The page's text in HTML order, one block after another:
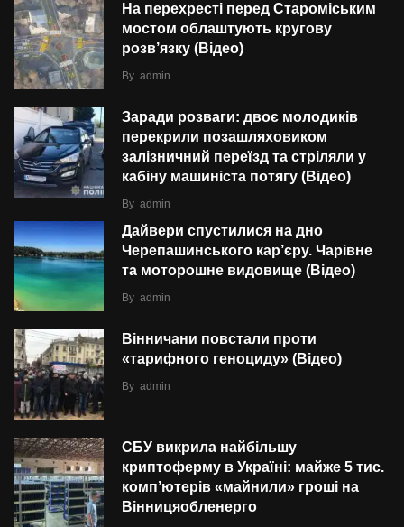
На перехресті перед Староміським
мостом облаштують кругову
розв’язку (Відео)
By admin
Заради розваги: двоє молодиків
перекрили позашляховиком
залізничний переїзд та стріляли у
кабіну машиніста потягу (Відео)
By admin
Дайвери спустилися на дно
Черепашинського кар’єру. Чарівне
та моторошне видовище (Відео)
By admin
Вінничани повстали проти
«тарифного геноциду» (Відео)
By admin
СБУ викрила найбільшу
криптоферму в Україні: майже 5 тис.
комп’ютерів «майнили» гроші на
Вінницяобленерго